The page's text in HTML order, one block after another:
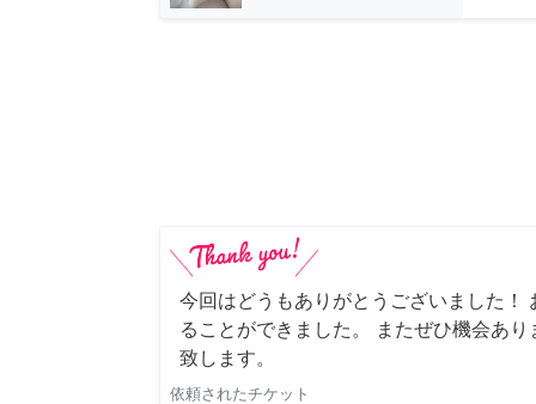
今回はどうもありがとうございました！
ることができました。 またぜひ機会あ
致します。
依頼されたチケット